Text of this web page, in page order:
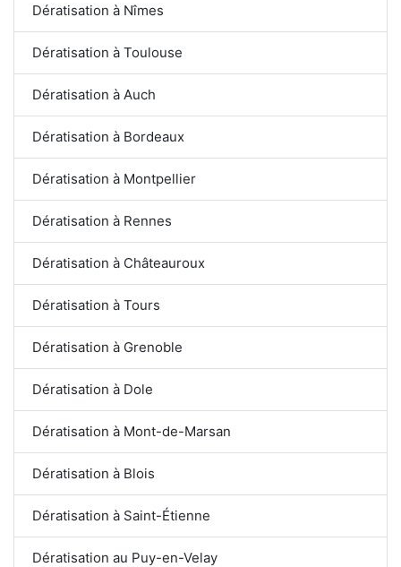
Dératisation à Nîmes
Dératisation à Toulouse
Dératisation à Auch
Dératisation à Bordeaux
Dératisation à Montpellier
Dératisation à Rennes
Dératisation à Châteauroux
Dératisation à Tours
Dératisation à Grenoble
Dératisation à Dole
Dératisation à Mont-de-Marsan
Dératisation à Blois
Dératisation à Saint-Étienne
Dératisation au Puy-en-Velay